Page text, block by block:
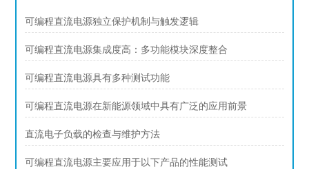
可编程直流电源独立保护机制与触发逻辑
可编程直流电源集成度高：多功能模块深度整合
可编程直流电源具有多种测试功能
可编程直流电源在新能源领域中具有广泛的应用前景
直流电子负载的检查与维护方法
可编程直流电源主要应用于以下产品的性能测试